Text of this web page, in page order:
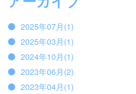
2025年07月(1)
2025年03月(1)
2024年10月(1)
2023年06月(2)
2023年04月(1)